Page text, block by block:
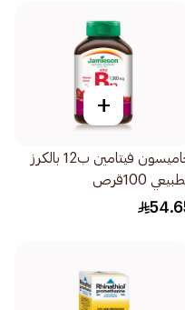
+
جاميسون فيتامين ب12 بالكرز
100قرص